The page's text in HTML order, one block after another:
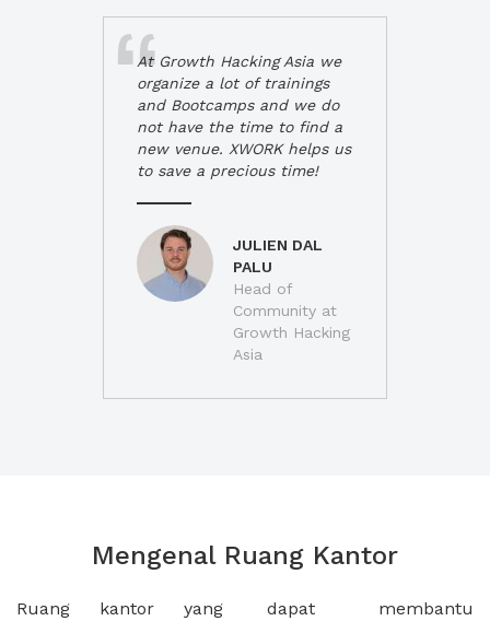
At Growth Hacking Asia we
organize a lot of trainings
and Bootcamps and we do
not have the time to find a
new venue. XWORK helps us
to save a precious time!
JULIEN DAL
PALU
Head of
Community at
Growth Hacking
Asia
Mengenal Ruang Kantor
Ruang kantor yang
dapat membantu